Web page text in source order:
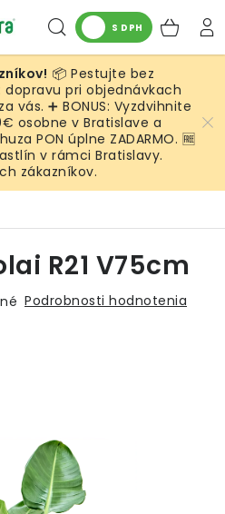
Hľadať
S DPH
📦 Pestujte bez
pri objednávkach
vás. ➕ BONUS: Vyzdvihnite
osobne v Bratislave a
PON úplne ZADARMO. 🆓
v rámci Bratislavy.
zákazníkov.
R21 V75cm
Podrobnosti hodnotenia